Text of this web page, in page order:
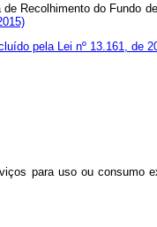
Recolhimento do Fundo
pela Lei nº 13.161, de
para uso ou consumo